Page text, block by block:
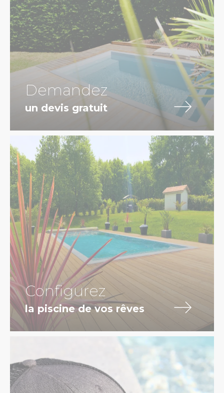
Demandez
un devis gratuit
Configurez
la piscine de vos rêves